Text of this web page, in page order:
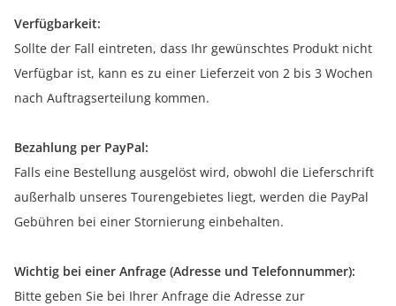
Verfügbarkeit:
Sollte der Fall eintreten, dass Ihr gewünschtes Produkt nicht
Verfügbar ist, kann es zu einer Lieferzeit von 2 bis 3 Wochen
nach Auftragserteilung kommen.
Bezahlung per PayPal:
Falls eine Bestellung ausgelöst wird, obwohl die Lieferschrift
außerhalb unseres Tourengebietes liegt, werden die PayPal
Gebühren bei einer Stornierung einbehalten.
Wichtig bei einer Anfrage (Adresse und Telefonnummer):
Bitte geben Sie bei Ihrer Anfrage die Adresse zur